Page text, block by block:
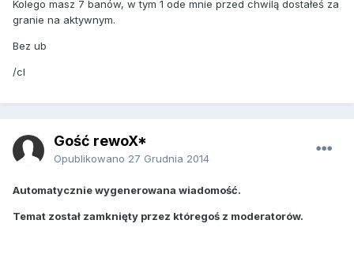
Kolego masz 7 banów, w tym 1 ode mnie przed chwilą dostałeś za
granie na aktywnym.
Bez ub
/cl
Gość rewoX*
Opublikowano 27 Grudnia 2014
Automatycznie wygenerowana wiadomość.
Temat został zamknięty przez któregoś z moderatorów.